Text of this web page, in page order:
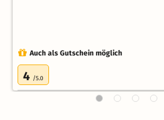
Auch als Gutschein möglich
4 /5.0